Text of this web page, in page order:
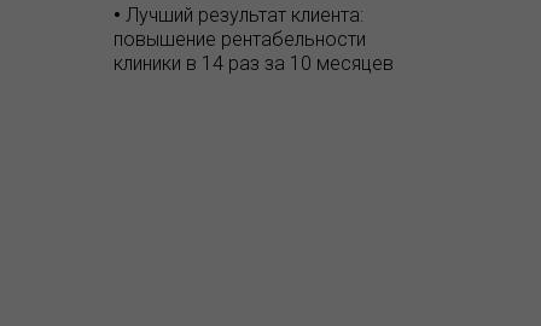
• Лучший результат клиента:
повышение рентабельности
клиники в 14 раз за 10 месяцев